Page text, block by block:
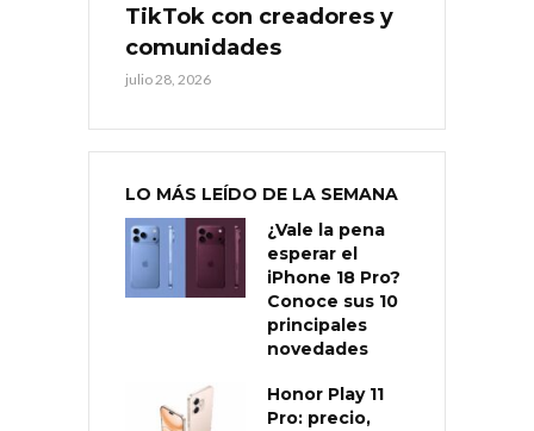
TikTok con creadores y
comunidades
julio 28, 2026
LO MÁS LEÍDO DE LA SEMANA
¿Vale la pena
esperar el
iPhone 18 Pro?
Conoce sus 10
principales
novedades
Honor Play 11
Pro: precio,